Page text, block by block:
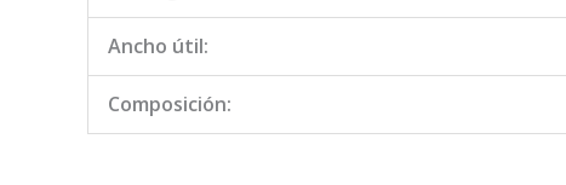
Ancho útil:
Composición: